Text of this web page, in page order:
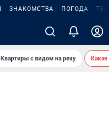
ЗНАКОМСТВА ПОГОДА
Квартиры с видом на реку